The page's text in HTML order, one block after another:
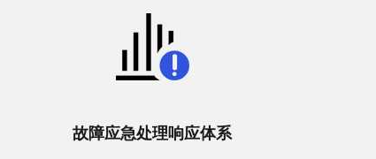
故障应急处理响应体系